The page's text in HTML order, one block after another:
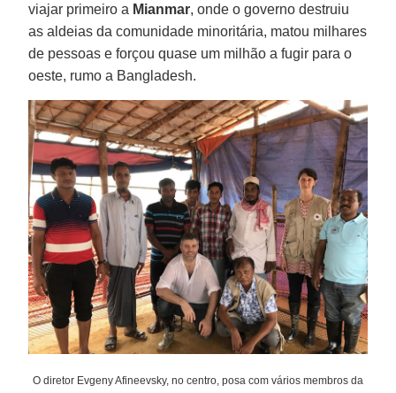
viajar primeiro a Mianmar, onde o governo destruiu
as aldeias da comunidade minoritária, matou milhares
de pessoas e forçou quase um milhão a fugir para o
oeste, rumo a Bangladesh.
O diretor Evgeny Afineevsky, no centro, posa com vários membros da